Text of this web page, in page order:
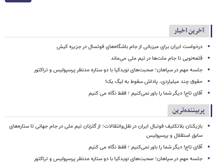
آخرین اخبار
درخواست ایران برای میزبانی از جام باشگاه‌های فوتسال در جزیره کیش
قلعه‌نویی تا جام ملت‌ها در تیم ملی می‌ماند
جلسه مهم در سپاهان؛ صحبت‌های نویدکیا با دو ستاره مدنظر پرسپولیس و تراکتور
حقوق چند میلیاردی، پاداش سقوط به لیگ یک!
آقای تاج! دیگر شما را باور نمی‌کنیم ؛ فقط نگاه می کنیم
پربیننده‌ترین
بازیکنان بلاتکلیف فوتبال ایران در نقل‌وانتقالات؛ از گلزنان تیم ملی در جام جهانی تا ستاره‌های
سابق استقلال و پرسپولیس
آقای تاج! دیگر شما را باور نمی‌کنیم ؛ فقط نگاه می کنیم
جلسه مهم در سپاهان؛ صحبت‌های نویدکیا با دو ستاره مدنظر پرسپولیس و تراکتور